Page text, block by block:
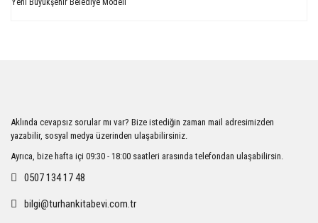
Yeni Büyükşehir Belediye Modeli
Ürün açıklamasında eksik bilgiler bulunuyor.
Ürün bilgilerinde hatalar bulunuyor.
Ürün fiyatı diğer sitelerden daha pahalı.
Aklında cevapsız sorular mı var? Bize istediğin zaman mail adresimizden
yazabilir, sosyal medya üzerinden ulaşabilirsiniz.
Ayrıca, bize hafta içi 09:30 - 18:00 saatleri arasında telefondan ulaşabilirsin.
0507 134 17 48
bilgi@turhankitabevi.com.tr